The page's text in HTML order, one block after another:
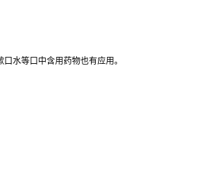
水等口中含用药物也有应用。